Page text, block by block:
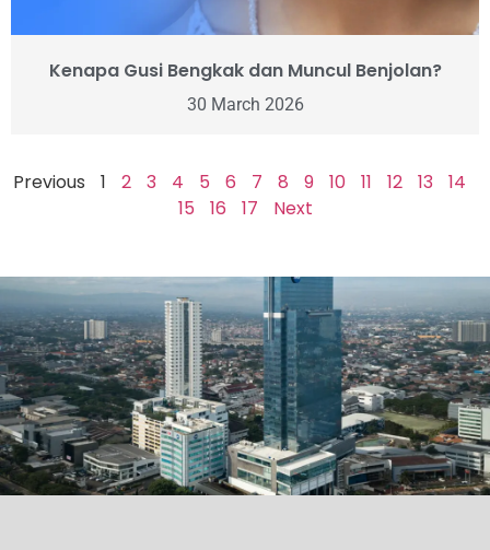
Kenapa Gusi Bengkak dan Muncul Benjolan?
30 March 2026
Previous 1 2 3 4 5 6 7 8 9 10 11 12 13
14
15
16 17 Next